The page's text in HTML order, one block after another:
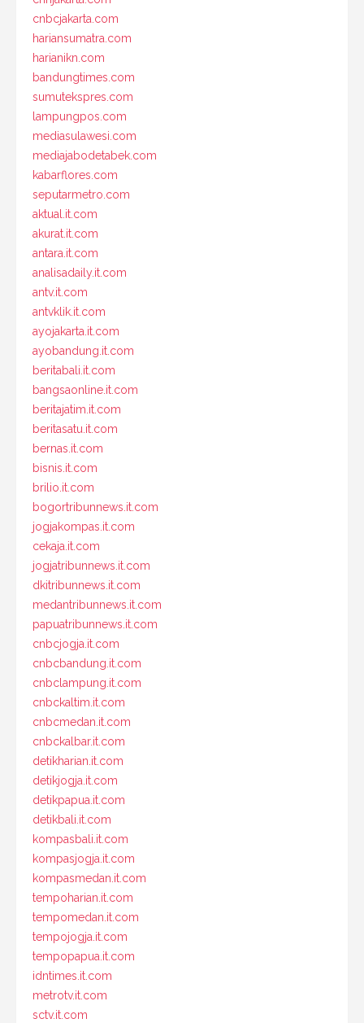
cnbcjakarta.com
hariansumatra.com
harianikn.com
bandungtimes.com
sumutekspres.com
lampungpos.com
mediasulawesi.com
mediajabodetabek.com
kabarflores.com
seputarmetro.com
aktual.it.com
akurat.it.com
antara.it.com
analisadaily.it.com
antv.it.com
antvklik.it.com
ayojakarta.it.com
ayobandung.it.com
beritabali.it.com
bangsaonline.it.com
beritajatim.it.com
beritasatu.it.com
bernas.it.com
bisnis.it.com
brilio.it.com
bogortribunnews.it.com
jogjakompas.it.com
cekaja.it.com
jogjatribunnews.it.com
dkitribunnews.it.com
medantribunnews.it.com
papuatribunnews.it.com
cnbcjogja.it.com
cnbcbandung.it.com
cnbclampung.it.com
cnbckaltim.it.com
cnbcmedan.it.com
cnbckalbar.it.com
detikharian.it.com
detikjogja.it.com
detikpapua.it.com
detikbali.it.com
kompasbali.it.com
kompasjogja.it.com
kompasmedan.it.com
tempoharian.it.com
tempomedan.it.com
tempojogja.it.com
tempopapua.it.com
idntimes.it.com
metrotv.it.com
sctv.it.com